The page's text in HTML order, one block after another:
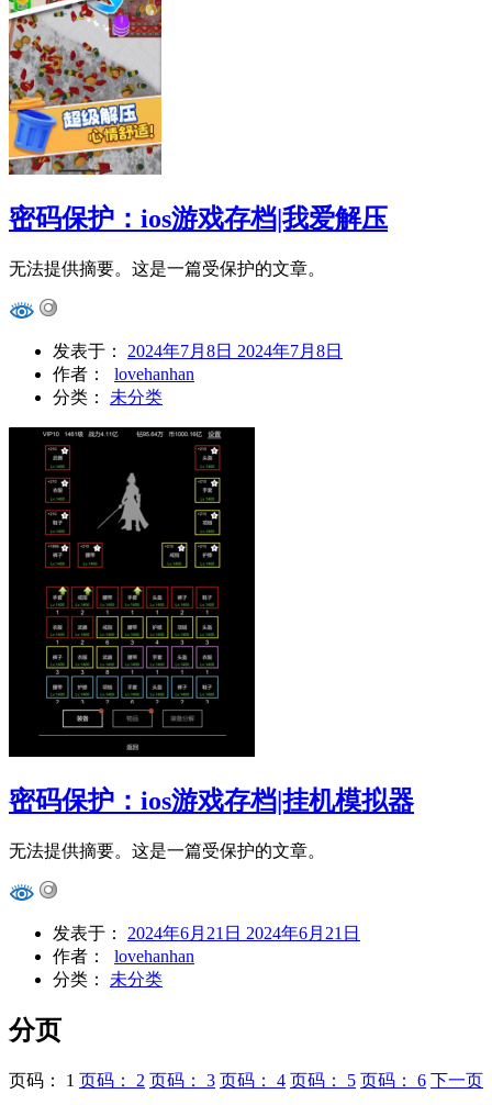
密码保护：ios游戏存档|我爱解压
无法提供摘要。这是一篇受保护的文章。
发表于： 2024年7月8日 2024年7月8日
作者：
lovehanhan
分类：
未分类
密码保护：ios游戏存档|挂机模拟器
无法提供摘要。这是一篇受保护的文章。
发表于： 2024年6月21日 2024年6月21日
作者：
lovehanhan
分类：
未分类
分页
页码： 1 页码： 2 页码： 3 页码： 4 页码： 5 页码： 6 下一页